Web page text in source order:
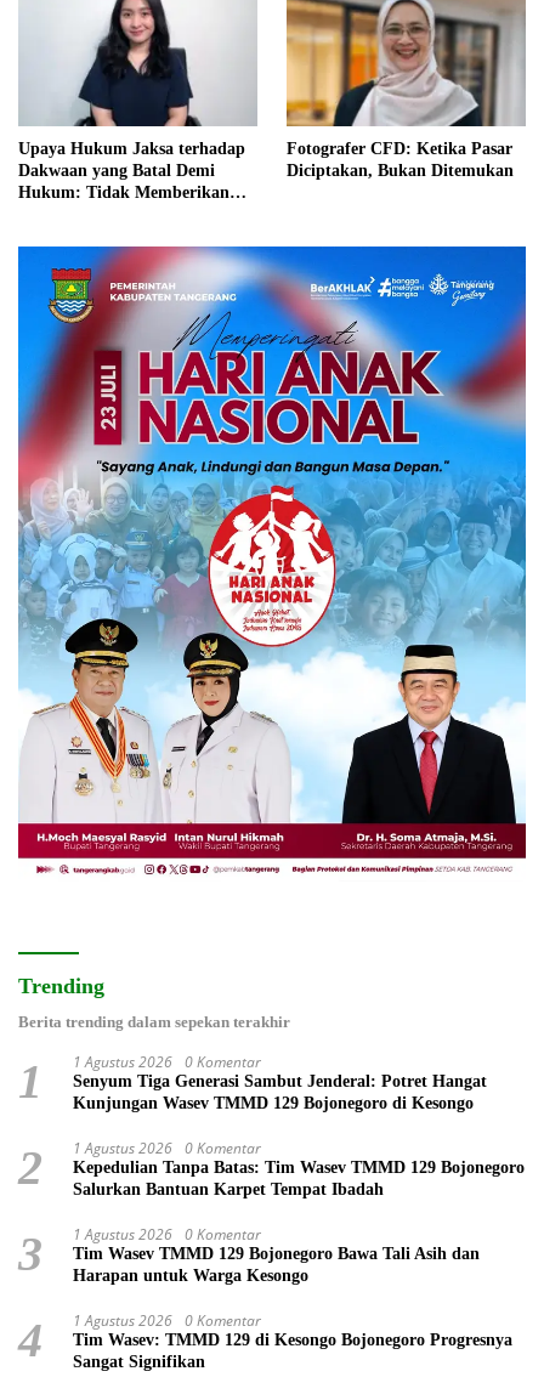
Upaya Hukum Jaksa terhadap
Dakwaan yang Batal Demi
Hukum: Tidak Memberikan
Fotografer CFD: Ketika Pasar
Diciptakan, Bukan Ditemukan
Trending
Berita trending dalam sepekan terakhir
1 1 Agustus 2026 0 Komentar
Senyum Tiga Generasi Sambut Jenderal: Potret Hangat
Kunjungan Wasev TMMD 129 Bojonegoro di Kesongo
2 1 Agustus 2026 0 Komentar
Kepedulian Tanpa Batas: Tim Wasev TMMD 129 Bojonegoro
Salurkan Bantuan Karpet Tempat Ibadah
3 1 Agustus 2026 0 Komentar
Tim Wasev TMMD 129 Bojonegoro Bawa Tali Asih dan
Harapan untuk Warga Kesongo
4 1 Agustus 2026 0 Komentar
Tim Wasev: TMMD 129 di Kesongo Bojonegoro Progresnya
Sangat Signifikan